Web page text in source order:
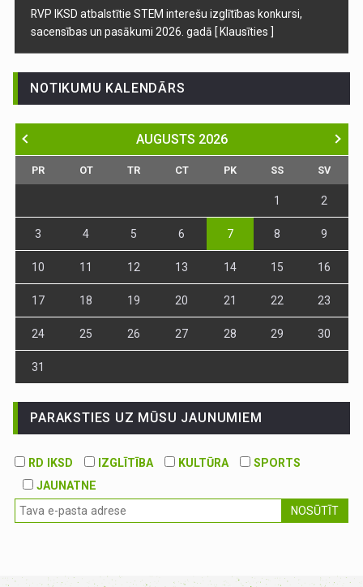
RVP IKSD atbalstītie STEM interešu izglītības konkursi,
sacensības un pasākumi 2026. gadā [ Klausīties ]
NOTIKUMU KALENDĀRS
AUGUSTS 2026
PR OT TR CT PK SS SV
1 2
3 4 5 6 7 8 9
10 11 12 13 14 15 16
17 18 19 20 21 22 23
24 25 26 27 28 29 30
31
PARAKSTIES UZ MŪSU JAUNUMIEM
RD IKSD IZGLĪTĪBA KULTŪRA
SPORTS
JAUNATNE
NOSŪTĪT